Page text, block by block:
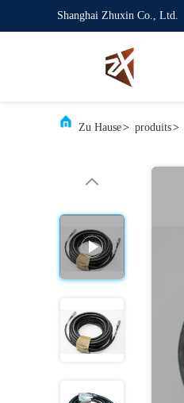
Shanghai Zhuxin Co., Ltd.
Zu Hause> produits>